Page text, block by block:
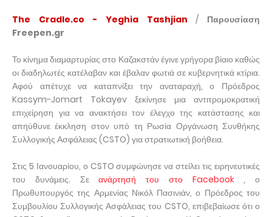
The Cradle.co - Yeghia Tashjian / Παρουσίαση
Freepen.gr
Το κίνημα διαμαρτυρίας στο Καζακστάν έγινε γρήγορα βίαιο καθώς
οι διαδηλωτές κατέλαβαν και έβαλαν φωτιά σε κυβερνητικά κτίρια.
Αφού απέτυχε να καταπνίξει την αναταραχή, ο Πρόεδρος
Kassym-Jomart Tokayev ξεκίνησε μια αντιτρομοκρατική
επιχείρηση για να ανακτήσει τον έλεγχο της κατάστασης και
απηύθυνε έκκληση στον υπό τη Ρωσία Οργάνωση Συνθήκης
Συλλογικής Ασφάλειας (CSTO) για στρατιωτική βοήθεια.
Στις 5 Ιανουαρίου, ο CSTO συμφώνησε να στείλει τις ειρηνευτικές
του δυνάμεις. Σεανάρτησή του στο Facebook, ο
Πρωθυπουργός της Αρμενίας Νικόλ Πασινιάν, ο Πρόεδρος του
Συμβουλίου Συλλογικής Ασφάλειας του CSTO, επιβεβαίωσε ότι ο